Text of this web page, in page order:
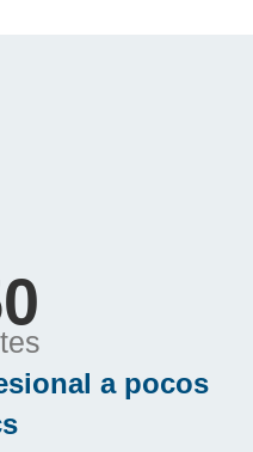
a pocos